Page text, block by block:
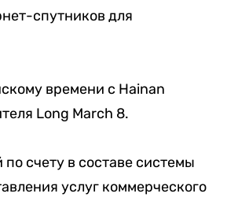
спутников для
времени с Hainan
Long March 8.
счету в составе системы
услуг коммерческого